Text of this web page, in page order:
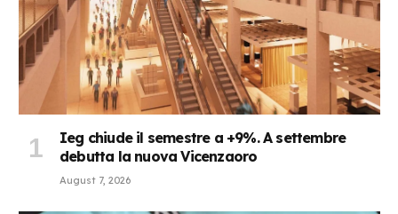
Ieg chiude il semestre a +9%. A settembre
debutta la nuova Vicenzaoro
August 7, 2026